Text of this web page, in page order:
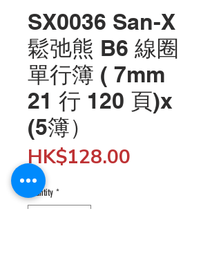
SX0036 San-X
鬆弛熊 B6 線圈
單行簿 ( 7mm
21 行 120 頁)x
(5簿）
HK$128.00
Quantity *